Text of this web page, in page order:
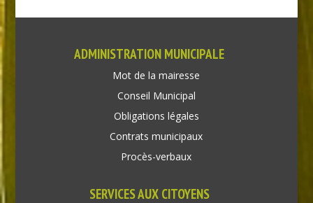
ADMINISTRATION MUNICIPALE
Mot de la mairesse
Conseil Municipal
Obligations légales
Contrats municipaux
Procès-verbaux
SERVICES AUX CITOYENS